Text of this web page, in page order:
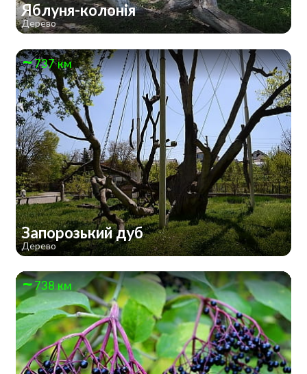
Яблуня-колонія
Дерево
737 км
Запорозький дуб
Дерево
738 км